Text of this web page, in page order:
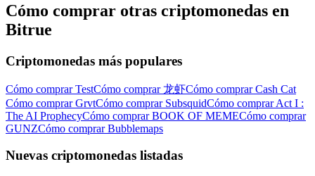
Cómo comprar otras criptomonedas en
Bitrue
Criptomonedas más populares
Cómo comprar TestCómo comprar 龙虾Cómo comprar Cash Cat
Cómo comprar GrvtCómo comprar SubsquidCómo comprar Act I :
The AI ProphecyCómo comprar BOOK OF MEMECómo comprar
GUNZCómo comprar Bubblemaps
Nuevas criptomonedas listadas